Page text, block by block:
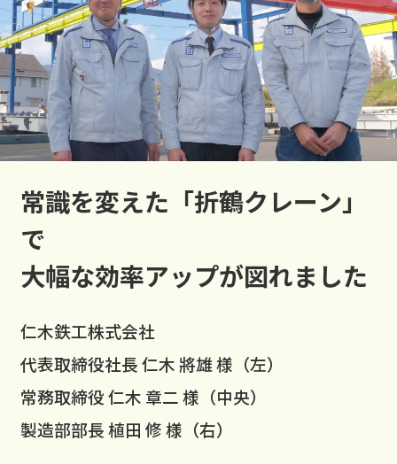
常識を変えた「折鶴クレーン」
で
大幅な効率アップが図れました
仁木鉄工株式会社
代表取締役社長 仁木 將雄 様（左）
常務取締役 仁木 章二 様（中央）
製造部部長 植田 修 様（右）